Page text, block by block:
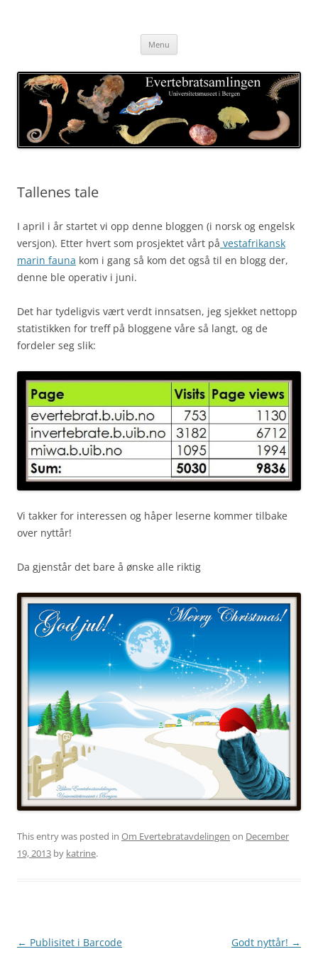
Menu
Tallenes tale
I april i år startet vi opp denne bloggen (i norsk og engelsk
versjon). Etter hvert som prosjektet vårt på vestafrikansk
marin fauna kom i gang så kom det også til en blogg der,
denne ble operativ i juni.
Det har tydeligvis vært verdt innsatsen, jeg sjekket nettopp
statistikken for treff på bloggene våre så langt, og de
fordeler seg slik:
Vi takker for interessen og håper leserne kommer tilbake
over nyttår!
Da gjenstår det bare å ønske alle riktig
This entry was posted in Om Evertebratavdelingen on December
19, 2013 by katrine.
Post
← Publisitet i Barcode
Godt nyttår! →